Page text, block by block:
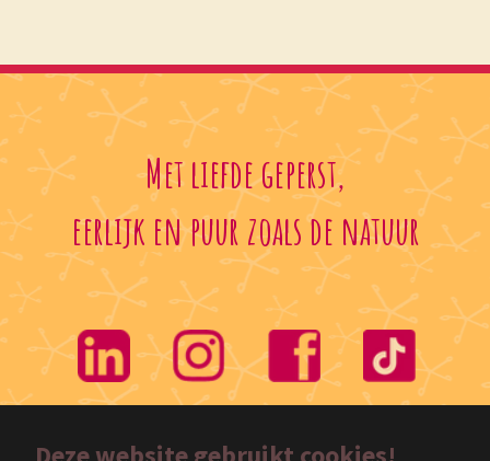
Met liefde geperst,
eerlijk en puur zoals de natuur